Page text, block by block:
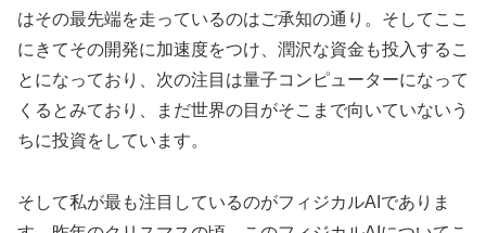
はその最先端を走っているのはご承知の通り。そしてここ
にきてその開発に加速度をつけ、潤沢な資金も投入するこ
とになっており、次の注目は量子コンピューターになって
くるとみており、まだ世界の目がそこまで向いていないう
ちに投資をしています。
そして私が最も注目しているのがフィジカルAIでありま